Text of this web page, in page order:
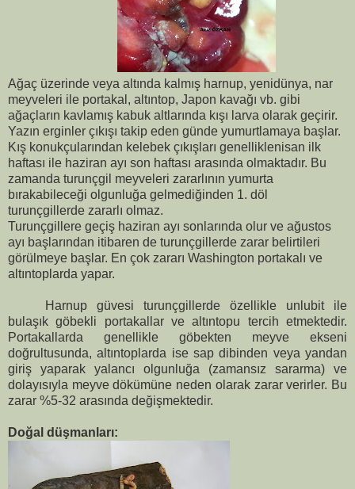
Ağaç üzerinde veya altında kalmış harnup, yenidünya, nar
meyveleri ile portakal, altıntop, Japon kavağı vb. gibi
ağaçların kavlamış kabuk altlarında kışı larva olarak geçirir.
Yazın erginler çıkışı takip eden günde yumurtlamaya başlar.
Kış konukçularından kelebek çıkışları genelliklenisan ilk
haftası ile haziran ayı son haftası arasında olmaktadır. Bu
zamanda turunçgil meyveleri zararlının yumurta
bırakabileceği olgunluğa gelmediğinden 1. döl
turunçgillerde zararlı olmaz.
Turunçgillere geçiş haziran ayı sonlarında olur ve ağustos
ayı başlarından itibaren de turunçgillerde zarar belirtileri
görülmeye başlar. En çok zararı Washington portakalı ve
altıntoplarda yapar.
Harnup güvesi turunçgillerde özellikle unlubit ile
bulaşık göbekli portakallar ve altıntopu tercih etmektedir.
Portakallarda genellikle göbekten meyve ekseni
doğrultusunda, altıntoplarda ise sap dibinden veya yandan
giriş yaparak yalancı olgunluğa (zamansız sararma) ve
dolayısıyla meyve dökümüne neden olarak zarar verirler. Bu
zarar %5-32 arasında değişmektedir.
Doğal düşmanları: